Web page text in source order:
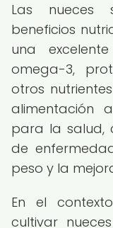
Las nueces
beneficios
una
omega-3,
otros
alimentación
para la salud,
de
peso y la
En el
cultivar